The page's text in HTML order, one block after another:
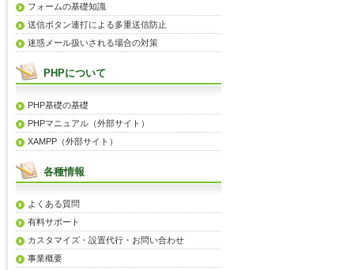
フォームの基礎知識
送信ボタン連打による多重送信防止
迷惑メール扱いされる場合の対策
PHPについて
PHP基礎の基礎
PHPマニュアル（外部サイト）
XAMPP（外部サイト）
各種情報
よくある質問
有料サポート
カスタマイズ・設置代行・お問い合わせ
事業概要